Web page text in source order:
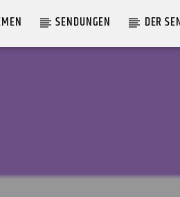
SENDUNGEN DER